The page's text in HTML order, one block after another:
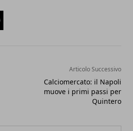
Articolo Successivo
Calciomercato: il Napoli
muove i primi passi per
Quintero